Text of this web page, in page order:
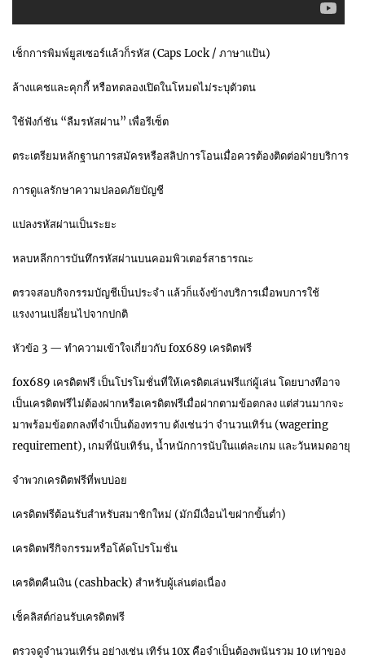
เช็กการพิมพ์ยูสเซอร์แล้วก็รหัส (Caps Lock / ภาษาแป้น)
ล้างแคชและคุกกี้ หรือทดลองเปิดในโหมดไม่ระบุตัวตน
ใช้ฟังก์ชัน “ลืมรหัสผ่าน” เพื่อรีเซ็ต
ตระเตรียมหลักฐานการสมัครหรือสลิปการโอนเมื่อควรต้องติดต่อฝ่ายบริการ
การดูแลรักษาความปลอดภัยบัญชี
แปลงรหัสผ่านเป็นระยะ
หลบหลีกการบันทึกรหัสผ่านบนคอมพิวเตอร์สาธารณะ
ตรวจสอบกิจกรรมบัญชีเป็นประจำ แล้วก็แจ้งข้างบริการเมื่อพบการใช้
แรงงานเปลี่ยนไปจากปกติ
หัวข้อ 3 — ทำความเข้าใจเกี่ยวกับ fox689 เครดิตฟรี
fox689 เครดิตฟรี เป็นโปรโมชั่นที่ให้เครดิตเล่นฟรีแก่ผู้เล่น โดยบางทีอาจ
เป็นเครดิตฟรีไม่ต้องฝากหรือเครดิตฟรีเมื่อฝากตามข้อตกลง แต่ส่วนมากจะ
มาพร้อมข้อตกลงที่จำเป็นต้องทราบ ดังเช่นว่า จำนวนเทิร์น (wagering
requirement), เกมที่นับเทิร์น, น้ำหนักการนับในแต่ละเกม และวันหมดอายุ
จำพวกเครดิตฟรีที่พบบ่อย
เครดิตฟรีต้อนรับสำหรับสมาชิกใหม่ (มักมีเงื่อนไขฝากขั้นต่ำ)
เครดิตฟรีกิจกรรมหรือโค้ดโปรโมชั่น
เครดิตคืนเงิน (cashback) สำหรับผู้เล่นต่อเนื่อง
เช็คลิสต์ก่อนรับเครดิตฟรี
ตรวจดูจำนวนเทิร์น อย่างเช่น เทิร์น 10x คือจำเป็นต้องพนันรวม 10 เท่าของ